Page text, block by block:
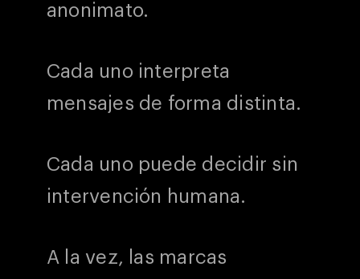
anonimato.
Cada uno interpreta
mensajes de forma distinta.
Cada uno puede decidir sin
intervención humana.
A la vez, las marcas